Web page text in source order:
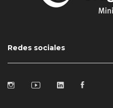
Redes sociales